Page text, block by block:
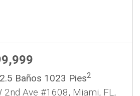
2.5 Baños 1023 Pies2
2nd Ave #1608, Miami, FL,